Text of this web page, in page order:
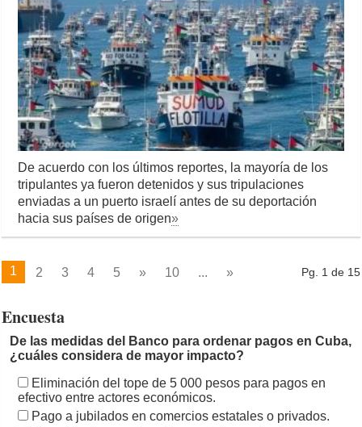
De acuerdo con los últimos reportes, la mayoría de los
tripulantes ya fueron detenidos y sus tripulaciones
enviadas a un puerto israelí antes de su deportación
hacia sus países de origen»
Pg. 1 de 15
1 2 3 4 5 » 10 ... »
Encuesta
De las medidas del Banco para ordenar pagos en Cuba,
¿cuáles considera de mayor impacto?
Eliminación del tope de 5 000 pesos para pagos en
efectivo entre actores económicos.
Pago a jubilados en comercios estatales o privados.